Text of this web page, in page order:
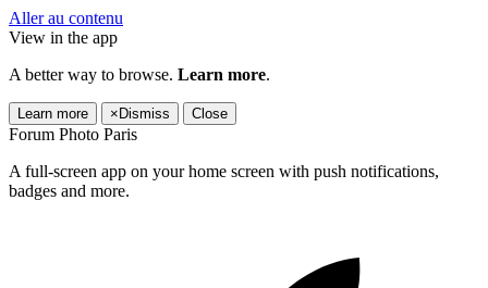
Aller au contenu
View in the app
A better way to browse. Learn more.
Learn more × Dismiss Close
Forum Photo Paris
A full-screen app on your home screen with push notifications,
badges and more.